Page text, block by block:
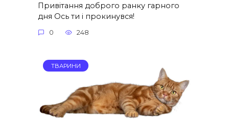
Привітання доброго ранку гарного
дня Ось ти і прокинувся!
0 248
ТВАРИНИ